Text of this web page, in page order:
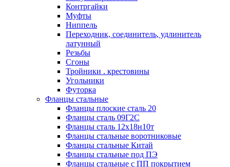
Контргайки
Муфты
Ниппель
Переходник, соединитель, удлинитель
латунный
Резьбы
Сгоны
Тройники . крестовины
Угольники
Футорка
Фланцы стальные
Фланцы плоские сталь 20
Фланцы сталь 09Г2С
Фланцы сталь 12х18н10т
Фланцы стальные воротниковые
Фланцы стальные Китай
Фланцы стальные под ПЭ
Фланцы стальные с ПП покрытием